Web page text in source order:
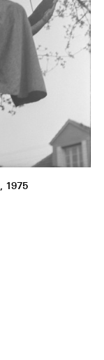
, 1975